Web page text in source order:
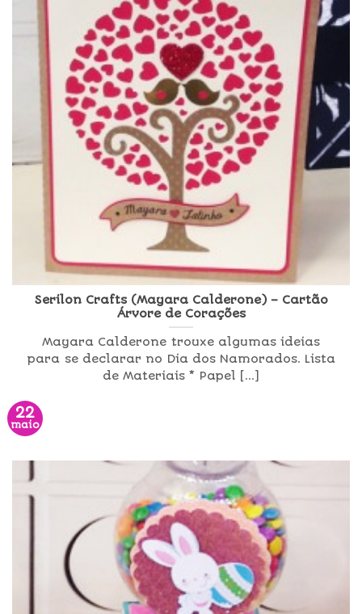
Serilon Crafts (Mayara Calderone) – Cartão
Árvore de Corações
Mayara Calderone trouxe algumas ideias
para se declarar no Dia dos Namorados. Lista
de Materiais * Papel [...]
22
maio